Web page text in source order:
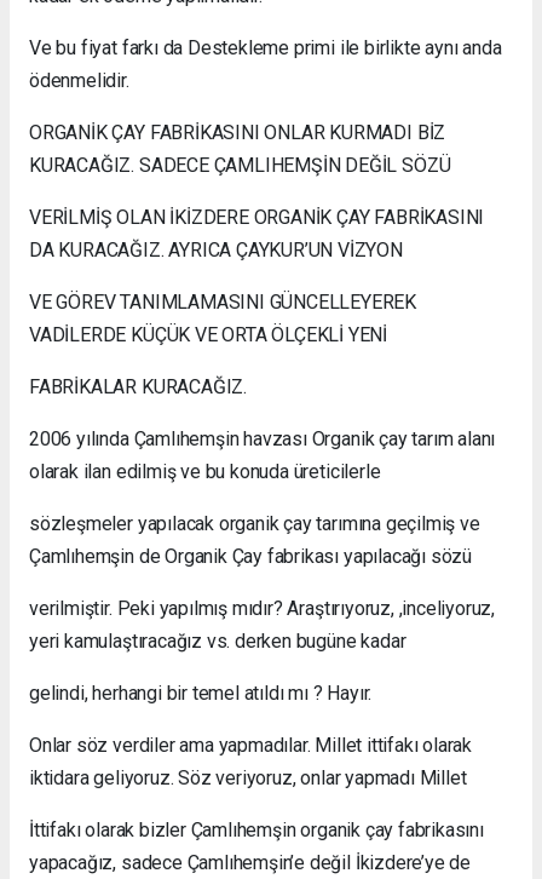
Ve bu fiyat farkı da Destekleme primi ile birlikte aynı anda
ödenmelidir.
ORGANİK ÇAY FABRİKASINI ONLAR KURMADI BİZ
KURACAĞIZ. SADECE ÇAMLIHEMŞİN DEĞİL SÖZÜ
VERİLMİŞ OLAN İKİZDERE ORGANİK ÇAY FABRİKASINI
DA KURACAĞIZ. AYRICA ÇAYKUR’UN VİZYON
VE GÖREV TANIMLAMASINI GÜNCELLEYEREK
VADİLERDE KÜÇÜK VE ORTA ÖLÇEKLİ YENİ
FABRİKALAR KURACAĞIZ.
2006 yılında Çamlıhemşin havzası Organik çay tarım alanı
olarak ilan edilmiş ve bu konuda üreticilerle
sözleşmeler yapılacak organik çay tarımına geçilmiş ve
Çamlıhemşin de Organik Çay fabrikası yapılacağı sözü
verilmiştir. Peki yapılmış mıdır? Araştırıyoruz, ,inceliyoruz,
yeri kamulaştıracağız vs. derken bugüne kadar
gelindi, herhangi bir temel atıldı mı ? Hayır.
Onlar söz verdiler ama yapmadılar. Millet ittifakı olarak
iktidara geliyoruz. Söz veriyoruz, onlar yapmadı Millet
İttifakı olarak bizler Çamlıhemşin organik çay fabrikasını
yapacağız, sadece Çamlıhemşin’e değil İkizdere’ye de